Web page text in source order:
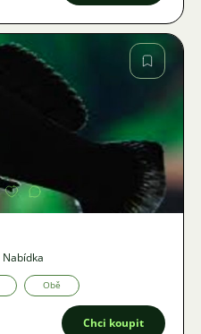
Nabídka
Obě
Chci koupit